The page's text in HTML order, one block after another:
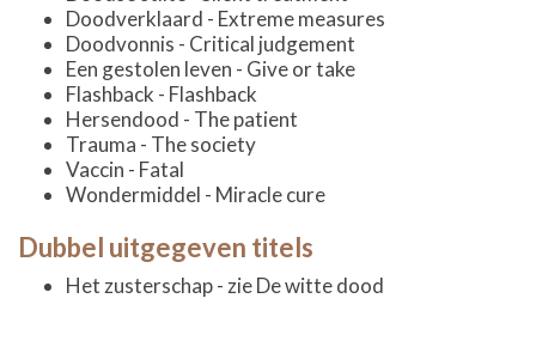
Doodverklaard - Extreme measures
Doodvonnis - Critical judgement
Een gestolen leven - Give or take
Flashback - Flashback
Hersendood - The patient
Trauma - The society
Vaccin - Fatal
Wondermiddel - Miracle cure
Dubbel uitgegeven titels
Het zusterschap - zie De witte dood